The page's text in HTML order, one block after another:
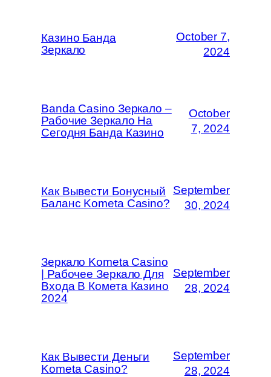
Казино Банда
Зеркало
October 7,
2024
Banda Casino Зеркало –
Рабочие Зеркало На
Сегодня Банда Казино
October
7, 2024
Как Вывести Бонусный
Баланс Kometa Casino?
September
30, 2024
Зеркало Kometa Casino
| Рабочее Зеркало Для
Входа В Комета Казино
2024
September
28, 2024
Как Вывести Деньги
Kometa Casino?
September
28, 2024